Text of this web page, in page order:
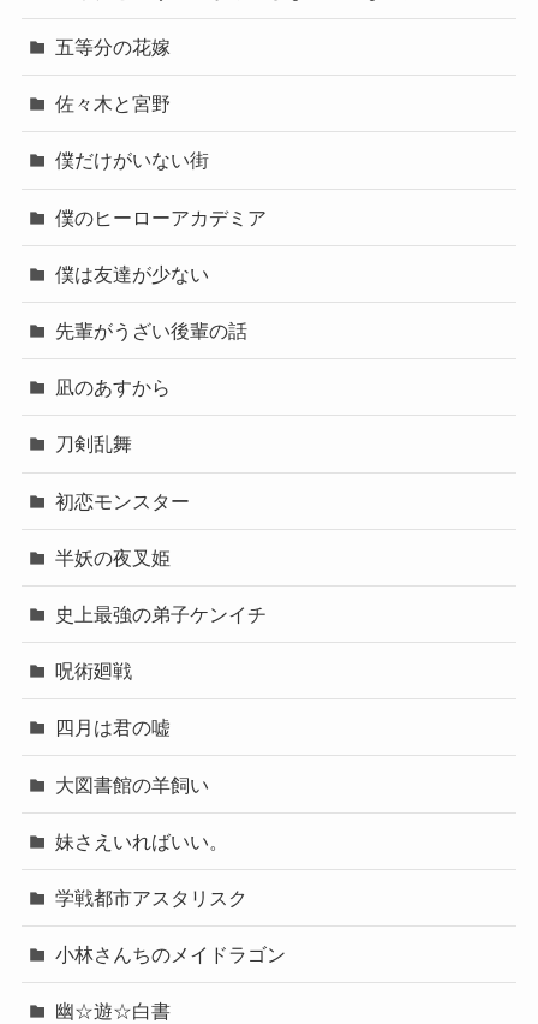
五等分の花嫁
佐々木と宮野
僕だけがいない街
僕のヒーローアカデミア
僕は友達が少ない
先輩がうざい後輩の話
凪のあすから
刀剣乱舞
初恋モンスター
半妖の夜叉姫
史上最強の弟子ケンイチ
呪術廻戦
四月は君の嘘
大図書館の羊飼い
妹さえいればいい。
学戦都市アスタリスク
小林さんちのメイドラゴン
幽☆遊☆白書